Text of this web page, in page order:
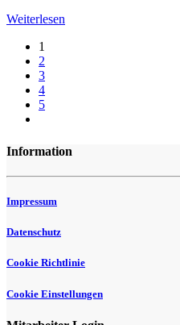
Weiterlesen
1
2
3
4
5
Information
Impressum
Datenschutz
Cookie Richtlinie
Cookie Einstellungen